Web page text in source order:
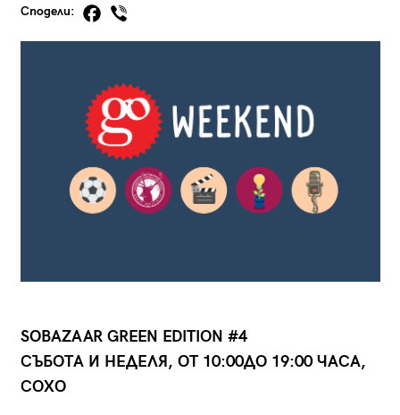
Сподели:
SOBAZAAR GREEN EDITION #4
СЪБОТА И НЕДЕЛЯ, ОТ 10:00ДО 19:00 ЧАСА,
СОХО